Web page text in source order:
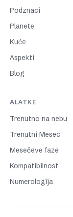
Podznaci
Planete
Kuće
Aspekti
Blog
ALATKE
Trenutno na nebu
Trenutni Mesec
Mesečeve faze
Kompatibilnost
Numerologija